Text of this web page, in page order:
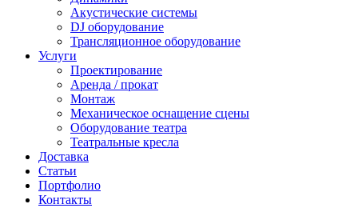
Акустические системы
DJ оборудование
Трансляционное оборудование
Услуги
Проектирование
Аренда / прокат
Монтаж
Механическое оснащение сцены
Оборудование театра
Театральные кресла
Доставка
Статьи
Портфолио
Контакты